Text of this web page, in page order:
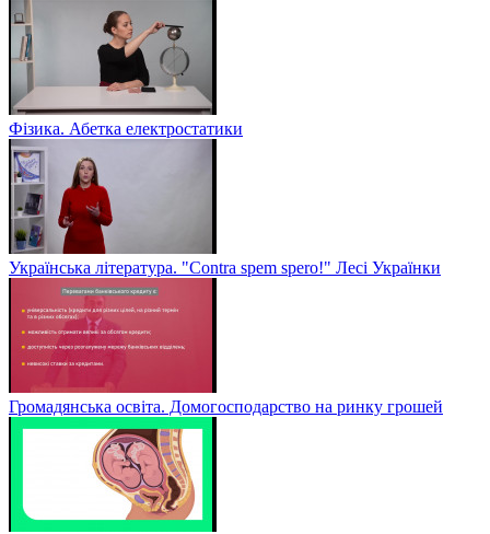
Фізика. Абетка електростатики
Українська література. "Contra spem spero!" Лесі Українки
Громадянська освіта. Домогосподарство на ринку грошей